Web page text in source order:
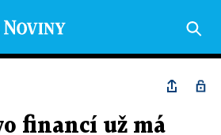
financí už má